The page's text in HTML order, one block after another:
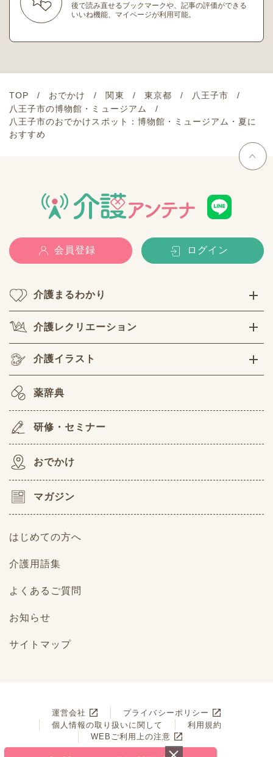
後で読み直せるブックマークや、記事の評価ができる
いいね機能、マイページが利用可能。
TOP おでかけ 関東 東京都
八王子市
八王子市の博物館・ミュージアム
八王子市のおでかけスポット：博物館・ミュージアム・夏に
おすすめ
会員登録 ログイン
介護まるわかり
介護レクリエーション
介護イラスト
薬辞典
研修・セミナー
おでかけ
マガジン
はじめての方へ
介護用語集
よくあるご質問
お知らせ
サイトマップ
運営会社
プライバシーポリシー
個人情報の取り扱いに関して
利用規約
WEBご利用上の注意